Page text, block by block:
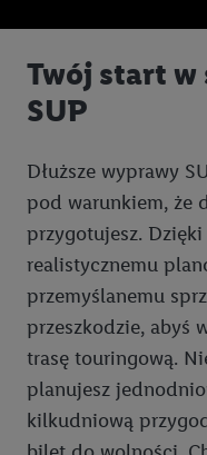
Twój start w
SUP
Dłuższe wyprawy
pod warunkiem, że
przygotujesz.
realistycznemu
przemyślanemu
przeszkodzie, abyś
trasę touringową.
planujesz
kilkudniową